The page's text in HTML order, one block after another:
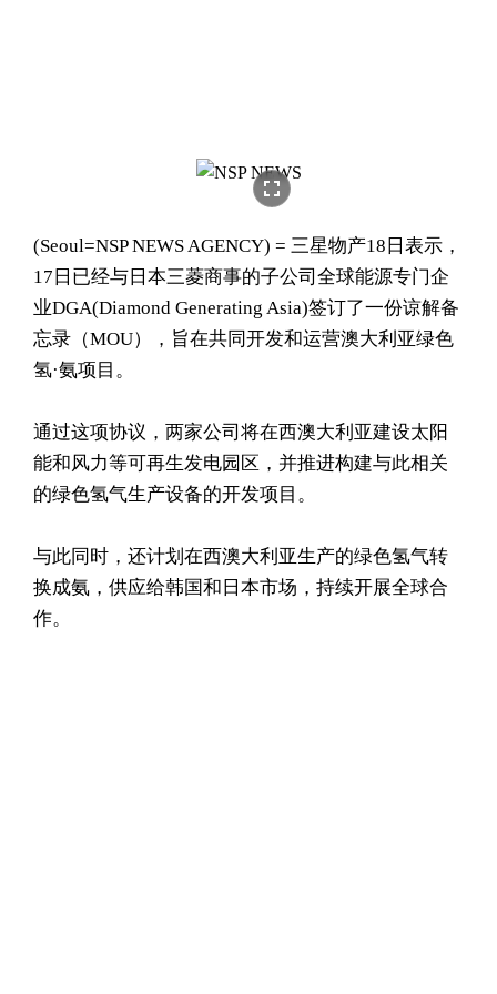
fullscreen
(Seoul=NSP NEWS AGENCY) = 三星物产18日表示，
17日已经与日本三菱商事的子公司全球能源专门企
业DGA(Diamond Generating Asia)签订了一份谅解备
忘录（MOU），旨在共同开发和运营澳大利亚绿色
氢·氨项目。
通过这项协议，两家公司将在西澳大利亚建设太阳
能和风力等可再生发电园区，并推进构建与此相关
的绿色氢气生产设备的开发项目。
与此同时，还计划在西澳大利亚生产的绿色氢气转
换成氨，供应给韩国和日本市场，持续开展全球合
作。